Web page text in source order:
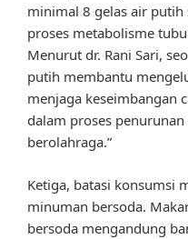
minimal 8 gelas air
proses metabolisme
Menurut dr. Rani Sari,
putih membantu
menjaga keseimbangan
dalam proses
berolahraga.”
Ketiga, batasi konsumsi
minuman bersoda.
bersoda mengandung